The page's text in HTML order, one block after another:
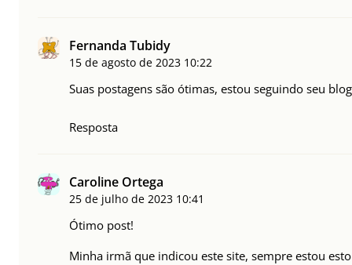
Fernanda Tubidy
15 de agosto de 2023 10:22
Suas postagens são ótimas, estou seguindo seu
Resposta
Caroline Ortega
25 de julho de 2023 10:41
Ótimo post!
Minha irmã que indicou este site, sempre estou